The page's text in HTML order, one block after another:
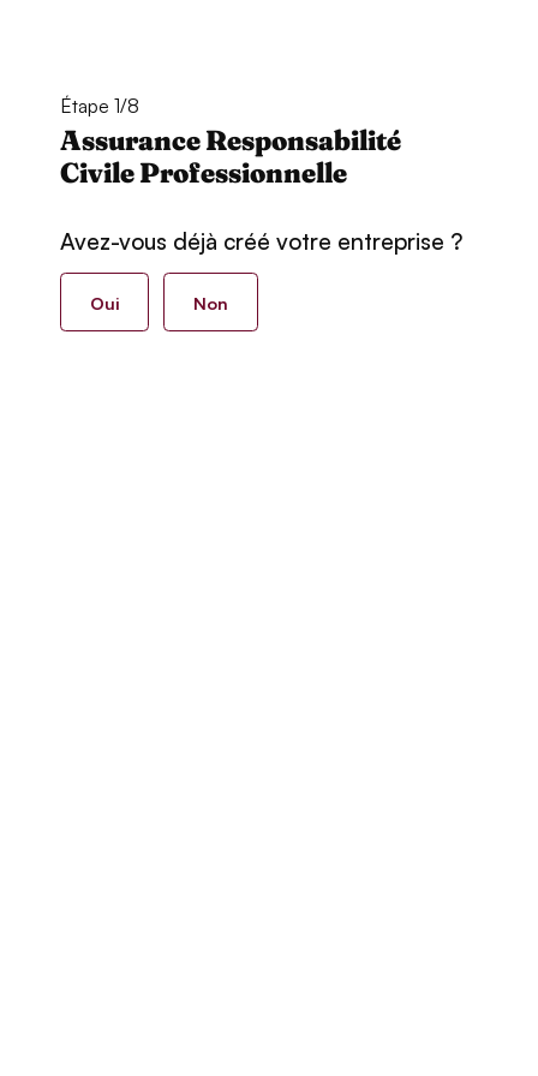
Étape 1/8
Assurance Responsabilité
Civile Professionnelle
Avez-vous déjà créé votre entreprise ?
Oui Non